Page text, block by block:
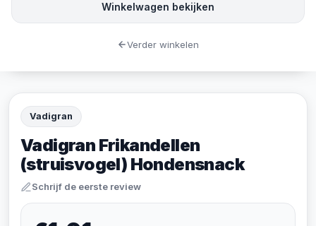
Vadigran
Vadigran Frikandellen
(struisvogel) Hondensnack
Schrijf de eerste review
Winkelwagen bekijken
Verder winkelen